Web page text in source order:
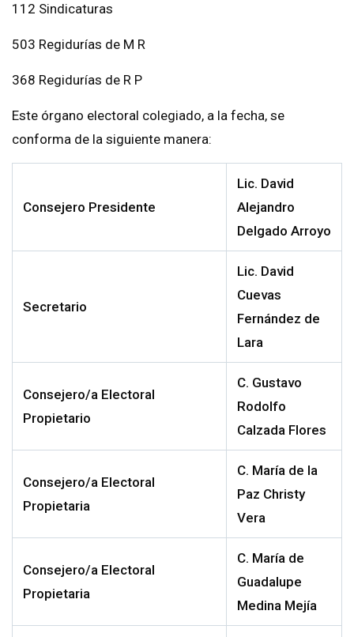
112 Sindicaturas
503 Regidurías de M R
368 Regidurías de R P
Este órgano electoral colegiado, a la fecha, se
conforma de la siguiente manera:
Consejero Presidente
Lic. David
Alejandro
Delgado Arroyo
Secretario
Lic. David
Cuevas
Fernández de
Lara
Consejero/a Electoral
Propietario
C. Gustavo
Rodolfo
Calzada Flores
Consejero/a Electoral
Propietaria
C. María de la
Paz Christy
Vera
Consejero/a Electoral
Propietaria
C. María de
Guadalupe
Medina Mejía